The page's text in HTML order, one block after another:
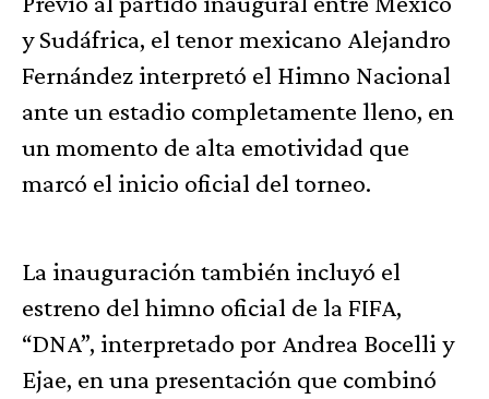
y Sudáfrica, el tenor mexicano Alejandro
Fernández interpretó el Himno Nacional
ante un estadio completamente lleno, en
un momento de alta emotividad que
marcó el inicio oficial del torneo.
La inauguración también incluyó el
estreno del himno oficial de la FIFA,
“DNA”, interpretado por Andrea Bocelli y
Ejae, en una presentación que combinó